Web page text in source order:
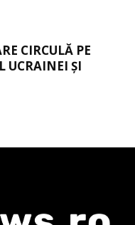
CIRCULĂ PE
UCRAINEI ȘI